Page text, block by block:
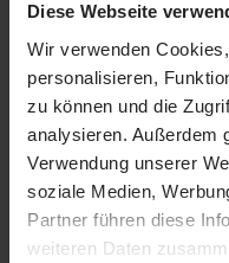
Diese Webseite
Wir verwenden
personalisieren,
zu können und die
analysieren. Außerdem
Verwendung unserer
soziale Medien,
Partner führen diese
weiteren Daten
Apple Pencil Pro